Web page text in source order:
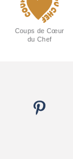
Coups de Cœur
du Chef